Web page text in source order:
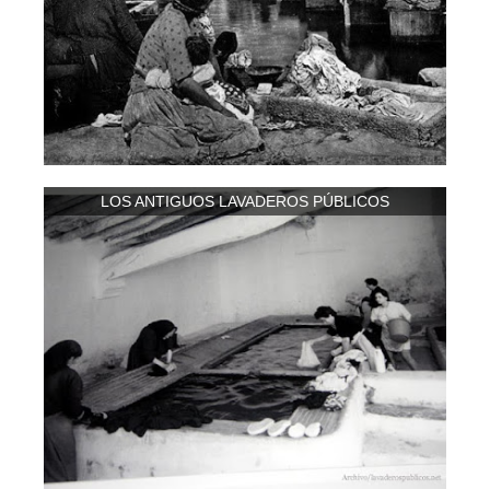
LOS ANTIGUOS LAVADEROS PÚBLICOS